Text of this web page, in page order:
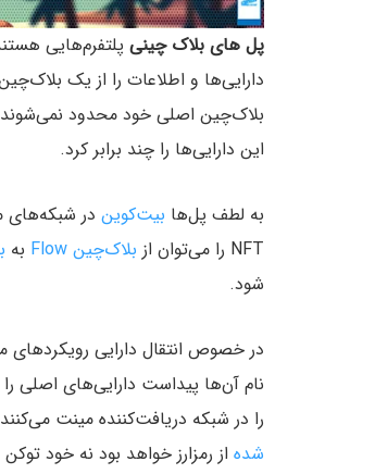
پل‌ های بلاک چینی پلتفرم‌هایی
دارایی‌ها و اطلاعات را از یک
بلاک‌چین اصلی خود محدود نمی‌شوند
این دارایی‌ها را چند برابر کرد.
به لطف پل‌ها بیت‌کوین در شبکه‌های
NFT را می‌توان از
بلاک‌چین Flow به
شود.
نام آن‌ها پیداست دارایی‌های اصلی
را در شبکه دریافت‌کننده مینت
شده از رمزارز خواهد بود نه خود